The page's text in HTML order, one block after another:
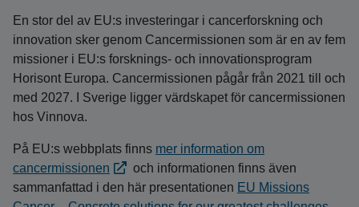
En stor del av EU:s investeringar i cancerforskning och
innovation sker genom Cancermissionen som är en av fem
missioner i EU:s forsknings- och innovationsprogram
Horisont Europa. Cancermissionen pågår från 2021 till och
med 2027. I Sverige ligger värdskapet för cancermissionen
hos Vinnova.
På EU:s webbplats finns mer information om
cancermissionen
och informationen finns även
sammanfattad i den här presentationen EU Missions